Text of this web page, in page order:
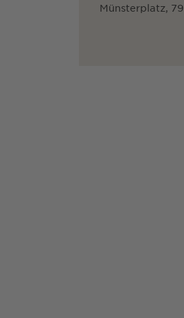
Münsterplatz,